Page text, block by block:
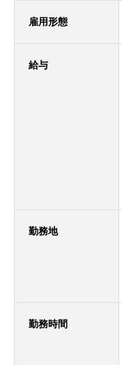
雇用形態
給与
勤務地
勤務時間